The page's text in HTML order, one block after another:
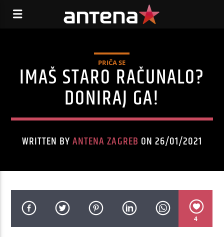
PRIČA SE
IMAŠ STARO RAČUNALO?
DONIRAJ GA!
WRITTEN BYANTENA ZAGREB ON 26/01/2021
4